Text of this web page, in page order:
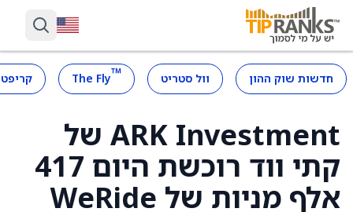
חדשות שוק ההון וול סטריט ™
The Fly
ARK Investment של
קתי ווד רוכשת היום 417
אלף מניות של WeRide